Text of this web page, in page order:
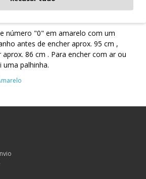
número "0" em amarelo com um
antes de encher aprox. 95 cm ,
86 cm . Para encher com ar ou
uma palhinha.